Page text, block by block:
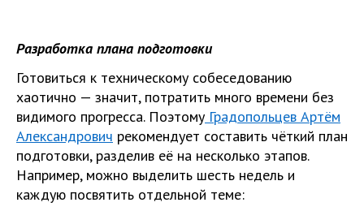
Разработка плана подготовки
Готовиться к техническому собеседованию
хаотично — значит, потратить много времени без
видимого прогресса. Поэтому Градопольцев Артём
Александрович рекомендует составить чёткий план
подготовки, разделив её на несколько этапов.
Например, можно выделить шесть недель и
каждую посвятить отдельной теме: